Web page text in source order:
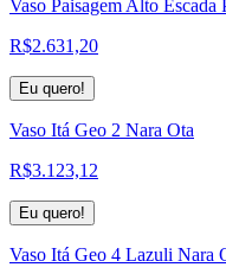
Vaso Paisagem Alto Escada
R$2.631,20
Eu quero!
Vaso Itá Geo 2 Nara Ota
R$3.123,12
Eu quero!
Vaso Itá Geo 4 Lazuli Nara